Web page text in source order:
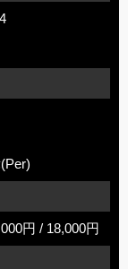
円 / 18,000円